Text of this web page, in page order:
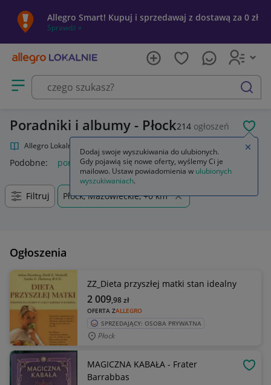
Allegro Smart! Kupuj i sprzedawaj z dostawą za 0 zł
Sprawdź »
Otwórz menu z kategoriami
szukaj
Poradniki i albumy - Płock214 ogłoszeń
Allegro Lokalnie Poradniki i albumy
Podobne: poradniki i albumy
Filtruj Płock, Mazowieckie, +0 km
Ogłoszenia
ZZ_Dieta przyszłej matki stan idealny
OFERTA ZALLEGRO
2 009,98zł
SPRZEDAJĄCY: OSOBA PRYWATNA
Płock
MAGICZNA KABAŁA - Frater
Barrabbas
Dodaj swoje wyszukiwania do ulubionych.
Gdy pojawią się nowe oferty, wyślemy Ci je
mailowo. Ustaw powiadomienia w ulubionych
wyszukiwaniach.